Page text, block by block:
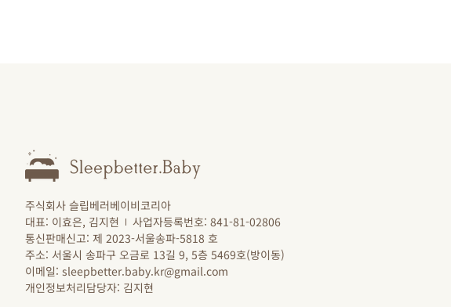
주식회사 슬립베러베이비코리아
대표: 이효은, 김지현
사업자등록번호: 841-81-02806
통신판매신고: 제 2023-서울송파-5818 호
주소: 서울시 송파구 오금로 13길 9, 5층 5469호(방이동)
이메일: sleepbetter.baby.kr@gmail.com
개인정보처리담당자: 김지현